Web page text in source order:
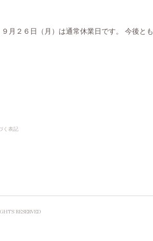
月２６日（月）は通常休業日です。 今後とも
く表記
RESERVED